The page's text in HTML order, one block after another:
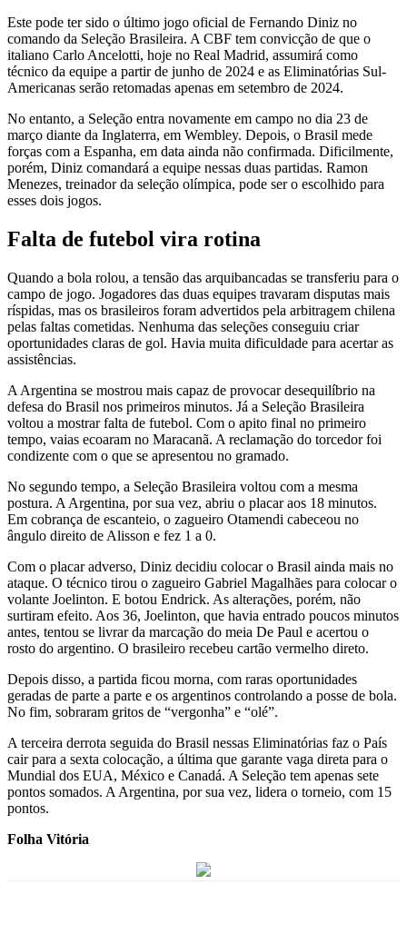
Este pode ter sido o último jogo oficial de Fernando Diniz no
comando da Seleção Brasileira. A CBF tem convicção de que o
italiano Carlo Ancelotti, hoje no Real Madrid, assumirá como
técnico da equipe a partir de junho de 2024 e as Eliminatórias Sul-
Americanas serão retomadas apenas em setembro de 2024.
No entanto, a Seleção entra novamente em campo no dia 23 de
março diante da Inglaterra, em Wembley. Depois, o Brasil mede
forças com a Espanha, em data ainda não confirmada. Dificilmente,
porém, Diniz comandará a equipe nessas duas partidas. Ramon
Menezes, treinador da seleção olímpica, pode ser o escolhido para
esses dois jogos.
Falta de futebol vira rotina
Quando a bola rolou, a tensão das arquibancadas se transferiu para o
campo de jogo. Jogadores das duas equipes travaram disputas mais
ríspidas, mas os brasileiros foram advertidos pela arbitragem chilena
pelas faltas cometidas. Nenhuma das seleções conseguiu criar
oportunidades claras de gol. Havia muita dificuldade para acertar as
assistências.
A Argentina se mostrou mais capaz de provocar desequilíbrio na
defesa do Brasil nos primeiros minutos. Já a Seleção Brasileira
voltou a mostrar falta de futebol. Com o apito final no primeiro
tempo, vaias ecoaram no Maracanã. A reclamação do torcedor foi
condizente com o que se apresentou no gramado.
No segundo tempo, a Seleção Brasileira voltou com a mesma
postura. A Argentina, por sua vez, abriu o placar aos 18 minutos.
Em cobrança de escanteio, o zagueiro Otamendi cabeceou no
ângulo direito de Alisson e fez 1 a 0.
Com o placar adverso, Diniz decidiu colocar o Brasil ainda mais no
ataque. O técnico tirou o zagueiro Gabriel Magalhães para colocar o
volante Joelinton. E botou Endrick. As alterações, porém, não
surtiram efeito. Aos 36, Joelinton, que havia entrado poucos minutos
antes, tentou se livrar da marcação do meia De Paul e acertou o
rosto do argentino. O brasileiro recebeu cartão vermelho direto.
Depois disso, a partida ficou morna, com raras oportunidades
geradas de parte a parte e os argentinos controlando a posse de bola.
No fim, sobraram gritos de “vergonha” e “olé”.
A terceira derrota seguida do Brasil nessas Eliminatórias faz o País
cair para a sexta colocação, a última que garante vaga direta para o
Mundial dos EUA, México e Canadá. A Seleção tem apenas sete
pontos somados. A Argentina, por sua vez, lidera o torneio, com 15
pontos.
Folha Vitória